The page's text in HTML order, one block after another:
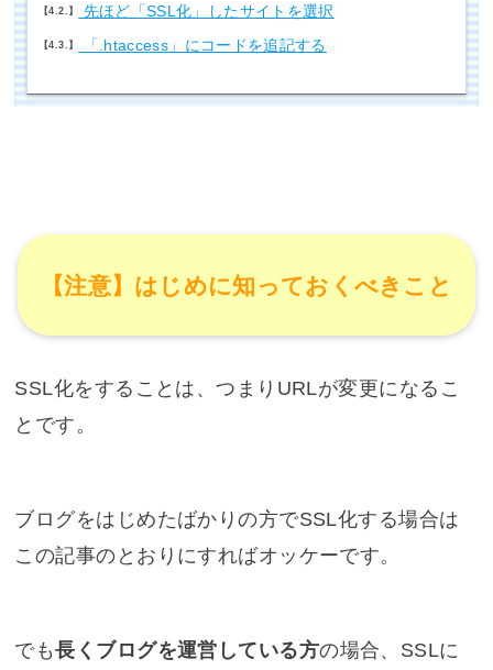
4.2. 先ほど「SSL化」したサイトを選択
4.3. 「.htaccess」にコードを追記する
【注意】はじめに知っておくべきこと
SSL化をすることは、つまりURLが変更になるこ
とです。
ブログをはじめたばかりの方でSSL化する場合は
この記事のとおりにすればオッケーです。
でも長くブログを運営している方の場合、SSLに